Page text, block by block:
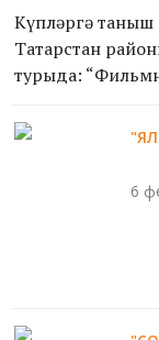
Күпләргә
Татарстан
турыда:
ни кирәк?” - ди....
6